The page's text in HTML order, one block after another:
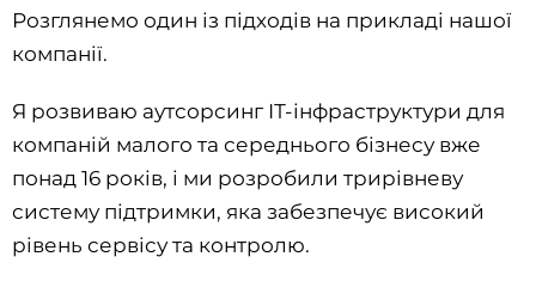
Розглянемо один із підходів на прикладі нашої
компанії.
Я розвиваю аутсорсинг ІТ-інфраструктури для
компаній малого та середнього бізнесу вже
понад 16 років, і ми розробили трирівневу
систему підтримки, яка забезпечує високий
рівень сервісу та контролю.